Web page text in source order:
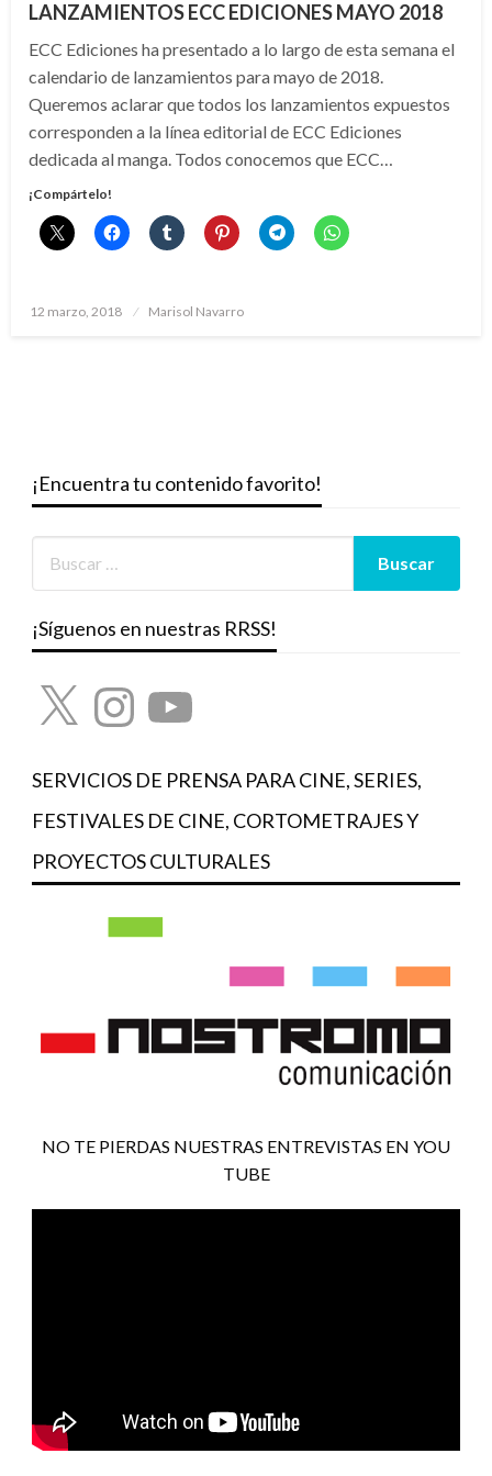
LANZAMIENTOS ECC EDICIONES MAYO 2018
ECC Ediciones ha presentado a lo largo de esta semana el
calendario de lanzamientos para mayo de 2018.
Queremos aclarar que todos los lanzamientos expuestos
corresponden a la línea editorial de ECC Ediciones
dedicada al manga. Todos conocemos que ECC…
¡Compártelo!
Publicado
12 marzo, 2018 Marisol Navarro
¡Encuentra tu contenido favorito!
¡Síguenos en nuestras RRSS!
X InstagramYouTube
SERVICIOS DE PRENSA PARA CINE, SERIES,
FESTIVALES DE CINE, CORTOMETRAJES Y
PROYECTOS CULTURALES
NO TE PIERDAS NUESTRAS ENTREVISTAS EN YOU
TUBE